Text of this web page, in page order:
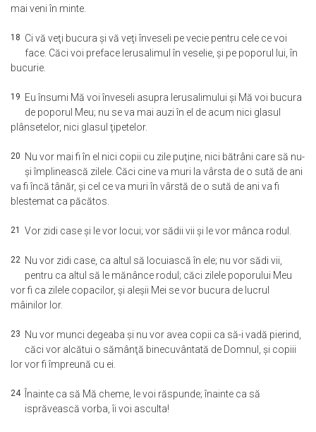
mai veni în minte.
18 Ci vă veţi bucura şi vă veţi înveseli pe vecie pentru cele ce voi
face. Căci voi preface Ierusalimul în veselie, şi pe poporul lui, în
bucurie.
19 Eu însumi Mă voi înveseli asupra Ierusalimului şi Mă voi bucura
de poporul Meu; nu se va mai auzi în el de acum nici glasul
plânsetelor, nici glasul ţipetelor.
20
Nu vor mai fi în el nici copii cu zile puţine, nici bătrâni care să nu-
şi împlinească zilele. Căci cine va muri la vârsta de o sută de ani
va fi încă tânăr, şi cel ce va muri în vârstă de o sută de ani va fi
blestemat ca păcătos.
21 Vor zidi case şi le vor locui; vor sădii vii şi le vor mânca rodul.
22 Nu vor zidi case, ca altul să locuiască în ele; nu vor sădi vii,
pentru ca altul să le mănânce rodul; căci zilele poporului Meu
vor fi ca zilele copacilor, şi aleşii Mei se vor bucura de lucrul
mâinilor lor.
23
Nu vor munci degeaba şi nu vor avea copii ca să-i vadă pierind,
căci vor alcătui o sămânţă binecuvântată de Domnul, şi copiii
lor vor fi împreună cu ei.
24
Înainte ca să Mă cheme, le voi răspunde; înainte ca să
isprăvească vorba, îi voi asculta!